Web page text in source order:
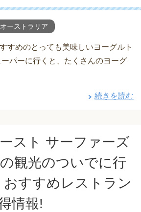
オーストラリア
すめのとっても美味しいヨーグルト
パーに行くと、たくさんのヨーグ
続きを読む
スト サーファーズ
観光のついでに行
おすすめレストラン
情報!